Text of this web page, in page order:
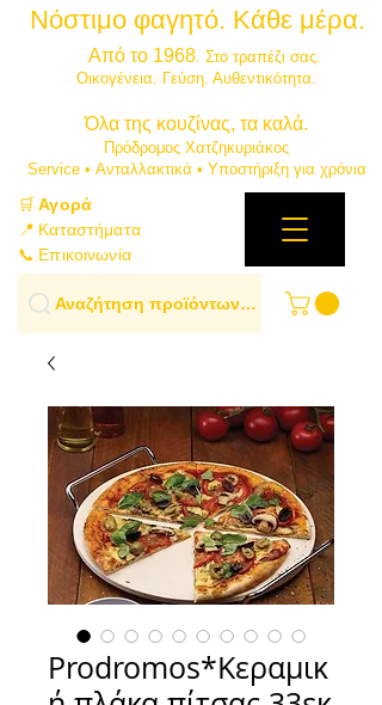
Νόστιμο φαγητό. Κάθε μέρα.
Από το 1968. Στο τραπέζι σας.
​Οικογένεια. Γεύση. Αυθεντικότητα.
​Όλα της κουζίνας, τα καλά.
Πρόδρομος Χατζηκυριάκος
​Service • Ανταλλακτικά • Υποστήριξη για χρόνια
🛒Αγορά
📍 Καταστήματα
📞 Επικοινωνία
Αναζήτηση προϊόντων…
Prodromos*Κεραμικ